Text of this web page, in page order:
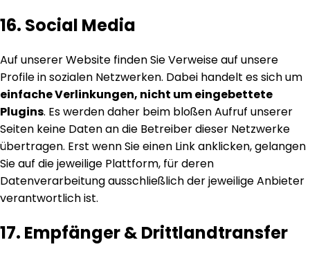
16. Social Media
Auf unserer Website finden Sie Verweise auf unsere
Profile in sozialen Netzwerken. Dabei handelt es sich um
einfache Verlinkungen, nicht um eingebettete
Plugins. Es werden daher beim bloßen Aufruf unserer
Seiten keine Daten an die Betreiber dieser Netzwerke
übertragen. Erst wenn Sie einen Link anklicken, gelangen
Sie auf die jeweilige Plattform, für deren
Datenverarbeitung ausschließlich der jeweilige Anbieter
verantwortlich ist.
17. Empfänger & Drittlandtransfer